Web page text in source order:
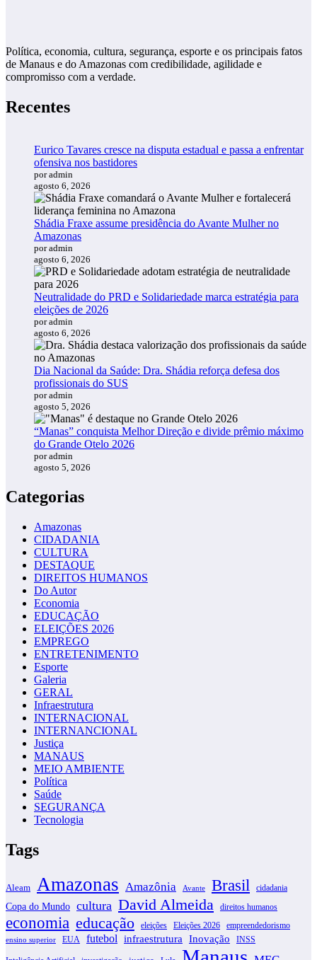
Política, economia, cultura, segurança, esporte e os principais fatos
de Manaus e do Amazonas com credibilidade, agilidade e
compromisso com a verdade.
Recentes
Eurico Tavares cresce na disputa estadual e passa a enfrentar
ofensiva nos bastidores
por admin
agosto 6, 2026
Shádia Fraxe assume presidência do Avante Mulher no
Amazonas
por admin
agosto 6, 2026
Neutralidade do PRD e Solidariedade marca estratégia para
eleições de 2026
por admin
agosto 6, 2026
Dia Nacional da Saúde: Dra. Shádia reforça defesa dos
profissionais do SUS
por admin
agosto 5, 2026
“Manas” conquista Melhor Direção e divide prêmio máximo
do Grande Otelo 2026
por admin
agosto 5, 2026
Categorias
Amazonas
CIDADANIA
CULTURA
DESTAQUE
DIREITOS HUMANOS
Do Autor
Economia
EDUCAÇÃO
ELEIÇÕES 2026
EMPREGO
ENTRETENIMENTO
Esporte
Galeria
GERAL
Infraestrutura
INTERNACIONAL
INTERNANCIONAL
Justiça
MANAUS
MEIO AMBIENTE
Política
Saúde
SEGURANÇA
Tecnologia
Tags
Aleam Amazonas Amazônia Avante Brasil cidadania
Copa do Mundo cultura David Almeida direitos humanos
economia educação eleições Eleições 2026 empreendedorismo
ensino superior EUA futebol infraestrutura Inovação INSS